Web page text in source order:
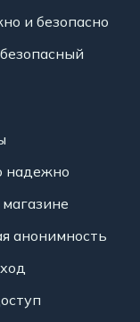
и безопасно
надежно
анонимность